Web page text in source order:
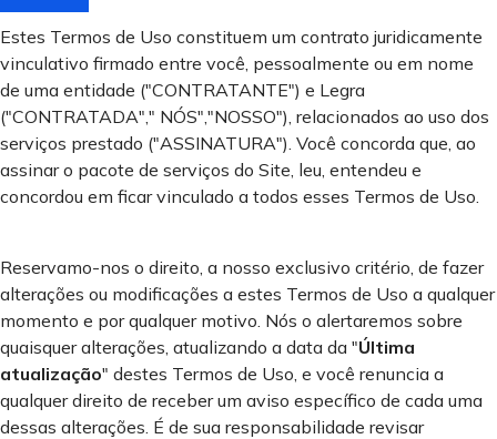
Estes Termos de Uso constituem um contrato juridicamente
vinculativo firmado entre você, pessoalmente ou em nome
de uma entidade ("CONTRATANTE") e Legra
("CONTRATADA"," NÓS","NOSSO"), relacionados ao uso dos
serviços prestado ("ASSINATURA"). Você concorda que, ao
assinar o pacote de serviços do Site, leu, entendeu e
concordou em ficar vinculado a todos esses Termos de Uso.
Reservamo-nos o direito, a nosso exclusivo critério, de fazer
alterações ou modificações a estes Termos de Uso a qualquer
momento e por qualquer motivo. Nós o alertaremos sobre
quaisquer alterações, atualizando a data da "Última
atualização" destes Termos de Uso, e você renuncia a
qualquer direito de receber um aviso específico de cada uma
dessas alterações. É de sua responsabilidade revisar